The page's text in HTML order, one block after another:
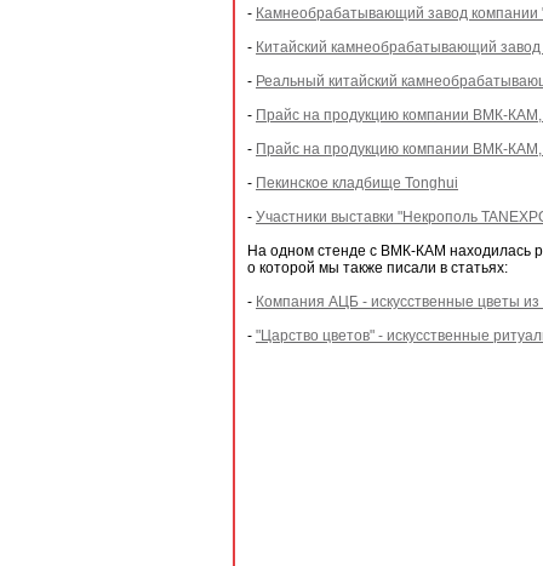
- Камнеобрабатывающий завод
- Китайский камнеобрабатывающий
- Реальный китайский
- Прайс на продукцию компании ВМК-КАМ,
- Прайс на продукцию компании ВМК-КАМ,
- Пекинское кладбище Tonghui
- Участники выставки "Некрополь
На одном стенде с ВМК-КАМ находилась
о которой мы также писали в статьях:
- Компания АЦБ - искусственные цветы
- "Царство цветов" - искусственные